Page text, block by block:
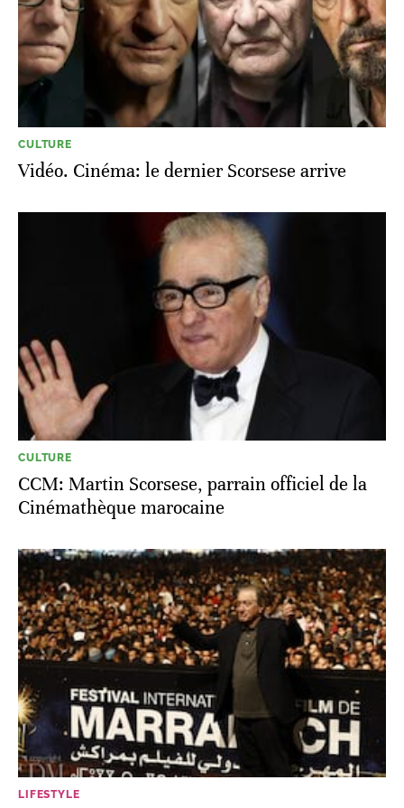
CULTURE
Vidéo. Cinéma: le dernier Scorsese arrive
CULTURE
CCM: Martin Scorsese, parrain officiel de la
Cinémathèque marocaine
LIFESTYLE